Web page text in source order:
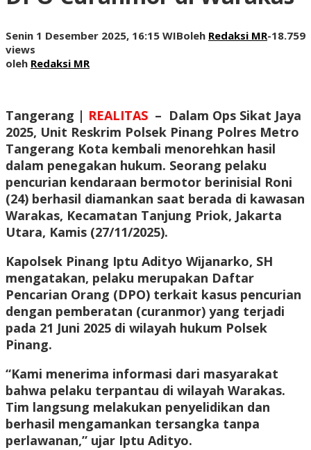
Senin 1 Desember 2025, 16:15 WIBoleh Redaksi MR-18.759
views
oleh Redaksi MR
Tangerang | REALITAS – Dalam Ops Sikat Jaya
2025, Unit Reskrim Polsek Pinang Polres Metro
Tangerang Kota kembali menorehkan hasil
dalam penegakan hukum. Seorang pelaku
pencurian kendaraan bermotor berinisial Roni
(24) berhasil diamankan saat berada di kawasan
Warakas, Kecamatan Tanjung Priok, Jakarta
Utara, Kamis (27/11/2025).
Kapolsek Pinang Iptu Adityo Wijanarko, SH
mengatakan, pelaku merupakan Daftar
Pencarian Orang (DPO) terkait kasus pencurian
dengan pemberatan (curanmor) yang terjadi
pada 21 Juni 2025 di wilayah hukum Polsek
Pinang.
“Kami menerima informasi dari masyarakat
bahwa pelaku terpantau di wilayah Warakas.
Tim langsung melakukan penyelidikan dan
berhasil mengamankan tersangka tanpa
perlawanan,” ujar Iptu Adityo.